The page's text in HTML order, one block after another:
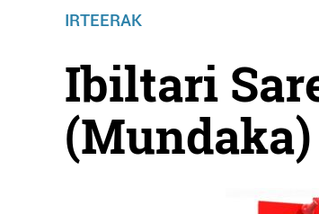
IRTEERAK
Ibiltari
(Mundaka)